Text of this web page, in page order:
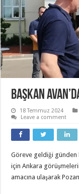
Başkan
18 Temmuz 2024
Leave a comment
Göreve geldiği günden
için Ankara
amacına ulaşarak